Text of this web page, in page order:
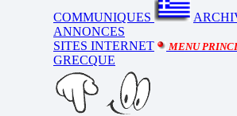
COMMUNIQUES
ANNONCES
SITES INTERNET
MENU
GRECQUE